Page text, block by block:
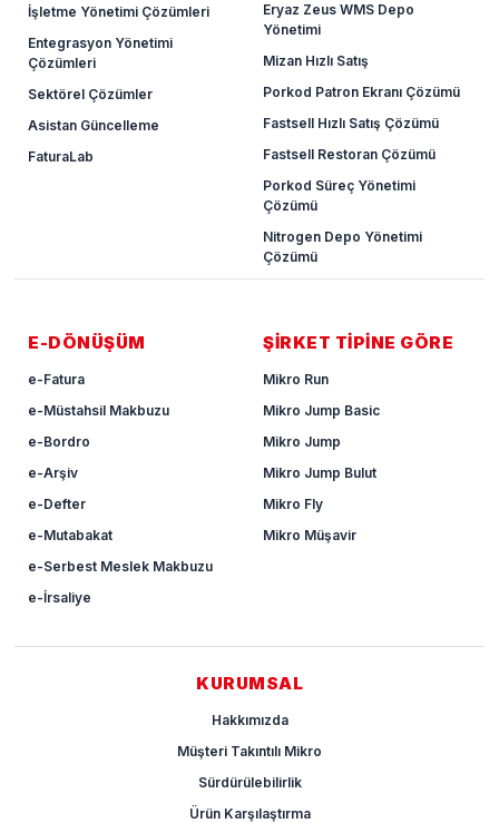
İşletme Yönetimi Çözümleri
Entegrasyon Yönetimi
Çözümleri
Sektörel Çözümler
Asistan Güncelleme
FaturaLab
Eryaz Zeus WMS Depo
Yönetimi
Mizan Hızlı Satış
Porkod Patron Ekranı Çözümü
Fastsell Hızlı Satış Çözümü
Fastsell Restoran Çözümü
Porkod Süreç Yönetimi
Çözümü
Nitrogen Depo Yönetimi
Çözümü
E-DÖNÜŞÜM
e-Fatura
e-Müstahsil Makbuzu
e-Bordro
e-Arşiv
e-Defter
e-Mutabakat
e-Serbest Meslek Makbuzu
e-İrsaliye
ŞİRKET TİPİNE GÖRE
Mikro Run
Mikro Jump Basic
Mikro Jump
Mikro Jump Bulut
Mikro Fly
Mikro Müşavir
KURUMSAL
Hakkımızda
Müşteri Takıntılı Mikro
Sürdürülebilirlik
Ürün Karşılaştırma